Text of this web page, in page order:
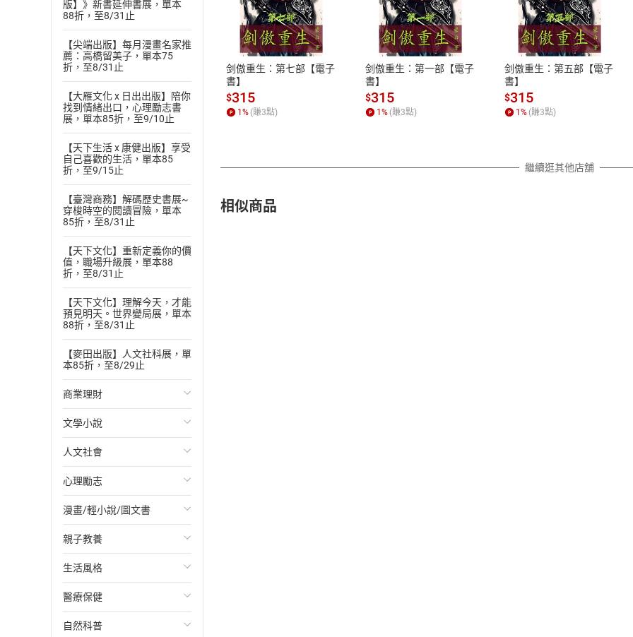
版】》新書延伸書展，單本
88折，至8/31止
【尖端出版】每月漫畫名家推
薦：高橋留美子，單本75
折，至8/31止
【大雁文化 x 日出出版】陪你
找到情緒出口，心理勵志書
展，單本85折，至9/10止
【天下生活 x 康健出版】享受
自己喜歡的生活，單本85
折，至9/15止
【臺灣商務】解碼歷史書展~
穿梭時空的閱讀冒險，單本
85折，至8/31止
【天下文化】重新定義你的價
值，職場升級展，單本88
折，至8/31止
【天下文化】理解今天，才能
預見明天。世界變局展，單本
88折，至8/31止
【麥田出版】人文社科展，單
本85折，至8/29止
商業理財
投資理財
經濟/趨勢
財務/金融
管理/領導
職場工作術
成功法
行銷/廣告
傳記
文學小說
歐美文學
日本文學
韓國文學
華文文學
經典文學
成長/家庭生活小說
懸疑/推理小說
人文社會
國際關係
政治
社會科學
台灣/中國歷史
日/韓歷史
其他歷史/史學
心理勵志
心靈成長/情緒
人際關係
兩性關係
心理學
漫畫/輕小說/圖文書
輕小說
奇幻/科幻
愛情故事
職場/社會寫實
親子教養
教育現場
兒童文學/故事
兒童科普/學習
生活風格
飲食/食譜
健身/美顏
醫療保健
健康/養生
自然科普
付款方式
ATM轉帳、信用卡、LINE PAY、AFTEE
退換貨規範
本店是否提供消費者保護法七日猶
之權利，遽消費者保護法及通訊交
除權合理例外情事適用準則，依商
質各有不同規定。詳細退換貨說明
照各商品說明。
剑傲重生：第七部【電子
書】
$315
1 % (賺3點)
剑傲重生：第一部【電子
書】
$315
1 % (賺3點)
剑傲重生：第五部【電子
書】
$315
1 % (賺3點)
繼續逛其他店舖
相似商品